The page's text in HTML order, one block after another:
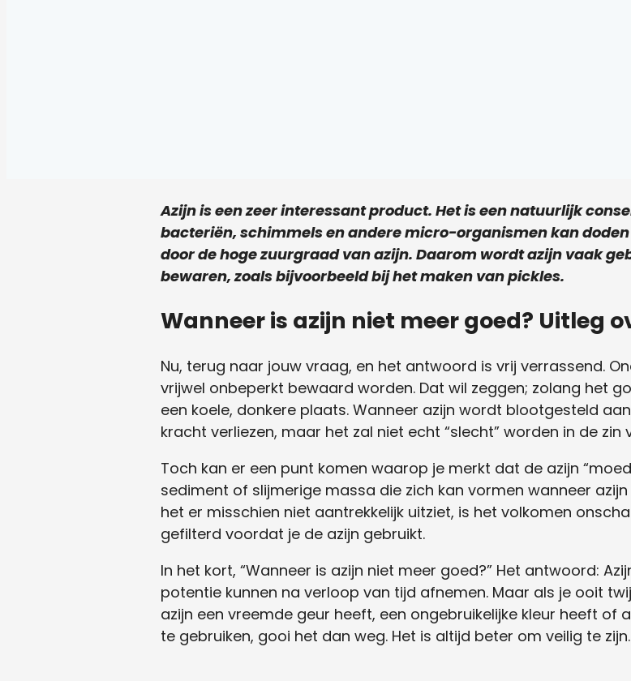
Azijn is een zeer interessant product. Het is een natuurlijk
bacteriën, schimmels en andere micro-organismen kan
door de hoge zuurgraad van azijn. Daarom wordt azijn vaak
bewaren, zoals bijvoorbeeld bij het maken van pickles.
Wanneer is azijn niet meer goed? Uitleg
Nu, terug naar jouw vraag, en het antwoord is vrij verrassend.
vrijwel onbeperkt bewaard worden. Dat wil zeggen; zolang het
een koele, donkere plaats. Wanneer azijn wordt blootgesteld
kracht verliezen, maar het zal niet echt “slecht” worden in de zin
Toch kan er een punt komen waarop je merkt dat de azijn
sediment of slijmerige massa die zich kan vormen wanneer
het er misschien niet aantrekkelijk uitziet, is het volkomen
gefilterd voordat je de azijn gebruikt.
In het kort, “Wanneer is azijn niet meer goed?” Het antwoord:
potentie kunnen na verloop van tijd afnemen. Maar als je ooit
azijn een vreemde geur heeft, een ongebruikelijke kleur heeft
te gebruiken, gooi het dan weg. Het is altijd beter om veilig te zijn.